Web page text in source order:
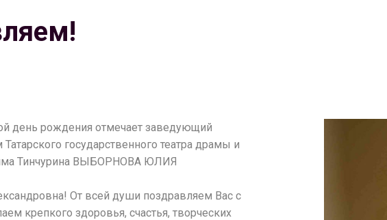
день рождения отмечает заведующий
государственного театра драмы и
Тинчурина ВЫБОРНОВА ЮЛИЯ
От всей души поздравляем Вас с
крепкого здоровья, счастья, творческих